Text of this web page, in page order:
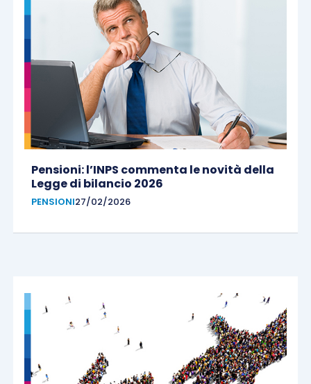
Pensioni: l’INPS commenta le novità della
Legge di bilancio 2026
PENSIONI27/02/2026